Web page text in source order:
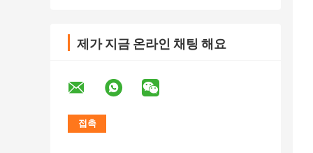
제가 지금 온라인 채팅 해요